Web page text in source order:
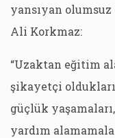
yansıyan
Ali Korkmaz:
“Uzaktan eğitim
şikayetçi
güçlük
yardım